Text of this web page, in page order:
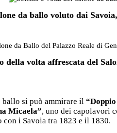
da ballo voluto dai
della volta affrescata del
ballo si può ammirare il
Micaela”, uno dei capolavori
con i Savoia tra 1823 e il 1830.